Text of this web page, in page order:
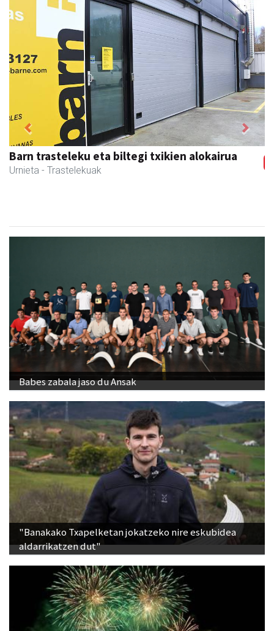
RN mekanizatuak
Asteasu - Mekanizatuak
Previous Next
Babes zabala jaso du Ansak
"Banakako Txapelketan jokatzeko nire eskubidea
aldarrikatzen dut"